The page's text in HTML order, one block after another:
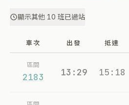
顯示其他 10 班已過站
車次 出發 抵達
區間
2183 13:29 15:18